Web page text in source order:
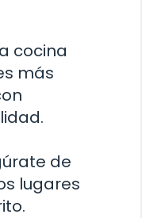
cocina
más
de
lugares